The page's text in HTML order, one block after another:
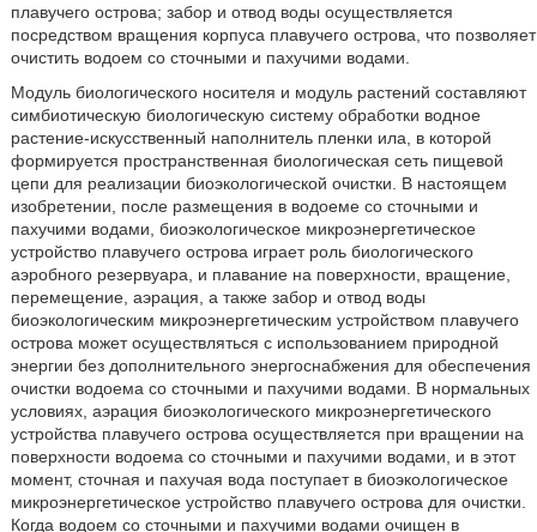
плавучего острова; забор и отвод воды осуществляется
посредством вращения корпуса плавучего острова, что позволяет
очистить водоем со сточными и пахучими водами.
Модуль биологического носителя и модуль растений составляют
симбиотическую биологическую систему обработки водное
растение-искусственный наполнитель пленки ила, в которой
формируется пространственная биологическая сеть пищевой
цепи для реализации биоэкологической очистки. В настоящем
изобретении, после размещения в водоеме со сточными и
пахучими водами, биоэкологическое микроэнергетическое
устройство плавучего острова играет роль биологического
аэробного резервуара, и плавание на поверхности, вращение,
перемещение, аэрация, а также забор и отвод воды
биоэкологическим микроэнергетическим устройством плавучего
острова может осуществляться с использованием природной
энергии без дополнительного энергоснабжения для обеспечения
очистки водоема со сточными и пахучими водами. В нормальных
условиях, аэрация биоэкологического микроэнергетического
устройства плавучего острова осуществляется при вращении на
поверхности водоема со сточными и пахучими водами, и в этот
момент, сточная и пахучая вода поступает в биоэкологическое
микроэнергетическое устройство плавучего острова для очистки.
Когда водоем со сточными и пахучими водами очищен в